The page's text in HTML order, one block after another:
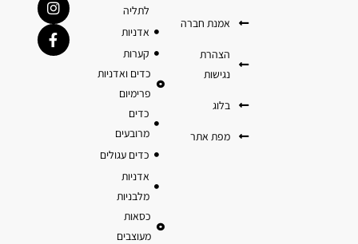
לתליה
אדניות
קערות
כדים ואדניות
פרימיום
כדים
מרובעים
כדים עגולים
אדניות
מלבניות
כסאות
מעוצבים
אמנת חברה
הצהרת
נגישות
בלוג
מפת אתר